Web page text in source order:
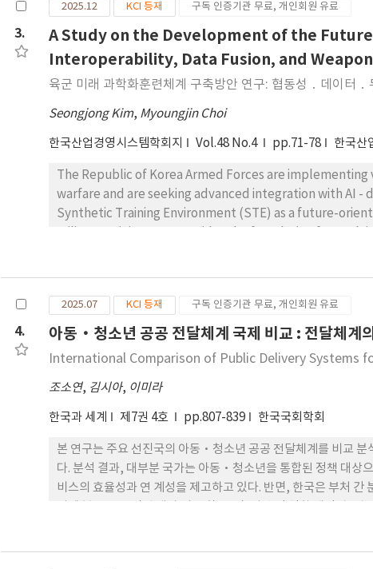
보통합이 지속가능한 제도로 정착하 기 위해서는 영유아 교사
시된 교사양성체제 방안을 재고하여 해당 구성원들 의 목소리를
수립된 통합 교사양성체제를 보완하고 좀 더 숙고하는 단계가 필
3.
2025.12 KCI 등재 구독 인증기관 무료, 개인회원 유료
A Study on the Development of the
Interoperability, Data Fusion, and
육군 미래 과학화훈련체계 구축방안 연구: 협동성 ․ 데이터 ․
Seongjong Kim, Myoungjin Choi
한국산업경영시스템학회지 Vol.48 No.4 pp.71-78 한국산
The Republic of Korea Armed Forces are
warfare and are seeking advanced integration with AI
Synthetic Training Environment (STE) as a future-
addition, the study introduces a data integration
access via the Metaverse, and the establishment of a
end, this research ultimately proposes the CJDSW-
4.
2025.07 KCI 등재 구독 인증기관 무료, 개인회원 유료
아동·청소년 공공 전달체계 국제 비교 : 전달체계
International Comparison of Public Delivery Systems
조소연, 김시아, 이미라
한국과 세계 제7권 4호 pp.807-839 한국국회학회
본 연구는 주요 선진국의 아동·청소년 공공 전달체계를 비교
다. 분석 결과, 대부분 국가는 아동·청소년을 통합된 정책 대상
비스의 효율성과 연 계성을 제고하고 있다. 반면, 한국은 부처 간